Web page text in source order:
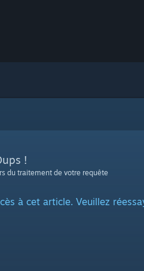
!
du traitement de votre requête
à cet article. Veuillez